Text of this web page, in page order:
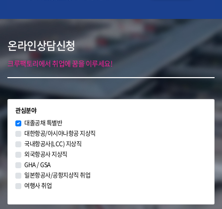
온라인상담신청
크루팩토리에서 취업에 꿈을 이루세요!
관심분야
대졸공채 특별반
대한항공/아시아나항공 지상직
국내항공사(LCC) 지상직
외국항공사 지상직
GHA / GSA
일본항공사/공항지상직 취업
여행사 취업